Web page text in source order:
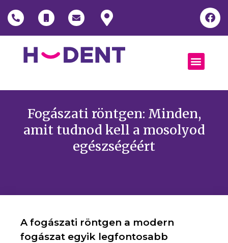
Fogászati röntgen: Minden,
amit tudnod kell a mosolyod
egészségéért
A fogászati röntgen a modern
fogászat egyik legfontosabb